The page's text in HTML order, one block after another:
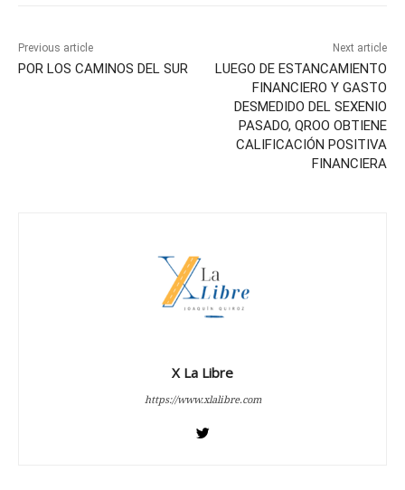
Previous article
POR LOS CAMINOS DEL SUR
Next article
LUEGO DE ESTANCAMIENTO
FINANCIERO Y GASTO
DESMEDIDO DEL SEXENIO
PASADO, QROO OBTIENE
CALIFICACIÓN POSITIVA
FINANCIERA
X La Libre
https://www.xlalibre.com